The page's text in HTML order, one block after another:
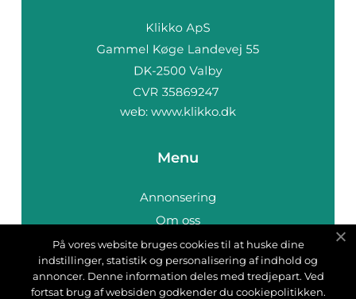
web: www.klikko.dk
Menu
Annonsering
Om oss
Cookies
Kontakta oss
Sitemap
På vores website bruges cookies til at huske dine
indstillinger, statistik og personalisering af indhold og
annoncer. Denne information deles med tredjepart. Ved
fortsat brug af websiden godkender du cookiepolitikken.